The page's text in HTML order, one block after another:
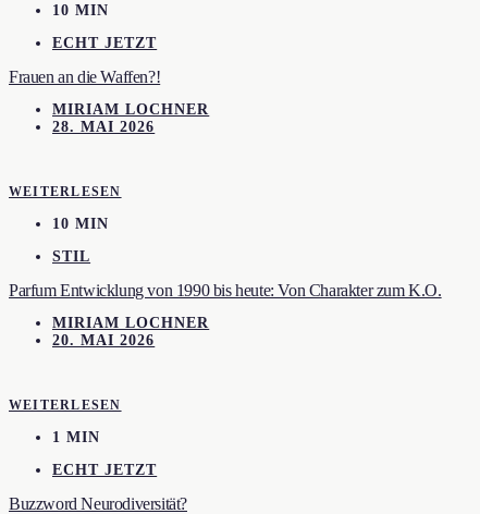
10 MIN
ECHT JETZT
Frauen an die Waffen?!
MIRIAM LOCHNER
28. MAI 2026
WEITERLESEN
10 MIN
STIL
Parfum Entwicklung von 1990 bis heute: Von Charakter zum K.O.
MIRIAM LOCHNER
20. MAI 2026
WEITERLESEN
1 MIN
ECHT JETZT
Buzzword Neurodiversität?